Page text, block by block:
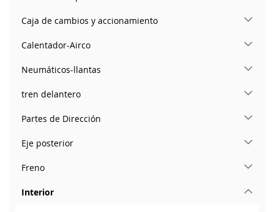
Caja de cambios y accionamiento
Calentador-Airco
Neumáticos-llantas
tren delantero
Partes de Dirección
Eje posterior
Freno
Interior